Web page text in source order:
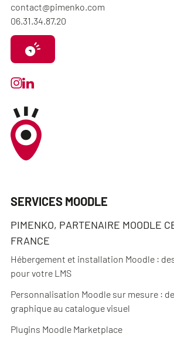
contact@pimenko.com
06.31.34.87.20
SERVICES MOODLE
PIMENKO, PARTENAIRE MOODLE
FRANCE
Hébergement et installation Moodle :
pour votre LMS
Personnalisation Moodle sur mesure :
graphique au catalogue visuel
Plugins Moodle Marketplace